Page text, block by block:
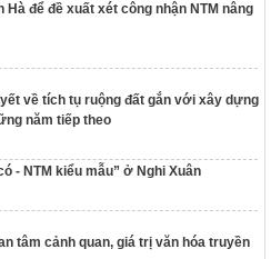
Hà để đề xuất xét công nhận NTM nâng
về tích tụ ruộng đất gắn với xây dựng
năm tiếp theo
- NTM kiểu mẫu” ở Nghi Xuân
tâm cảnh quan, giá trị văn hóa truyền